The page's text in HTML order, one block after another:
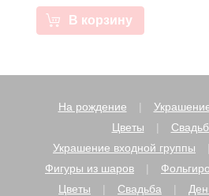
В корзину
На рождение
Цветы
Украшение входной группы
Фигуры из шаров
Цветы
Свадьба